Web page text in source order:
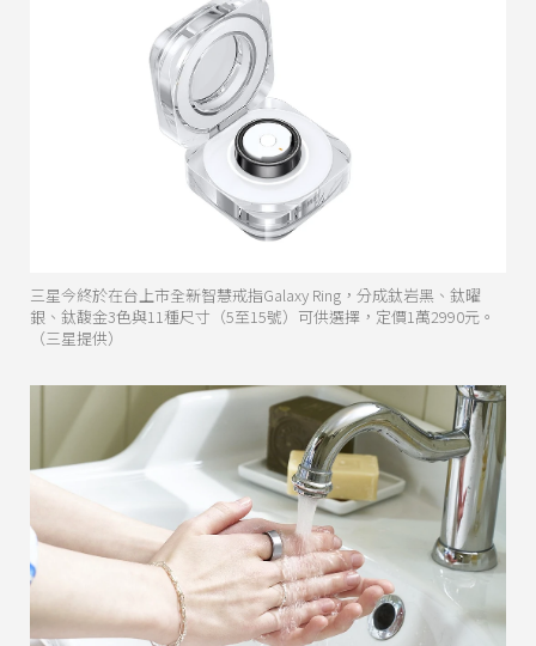
三星今終於在台上市全新智慧戒指Galaxy Ring，分成鈦岩黑、鈦曜
銀、鈦馥金3色與11種尺寸（5至15號）可供選擇，定價1萬2990元。
（三星提供）